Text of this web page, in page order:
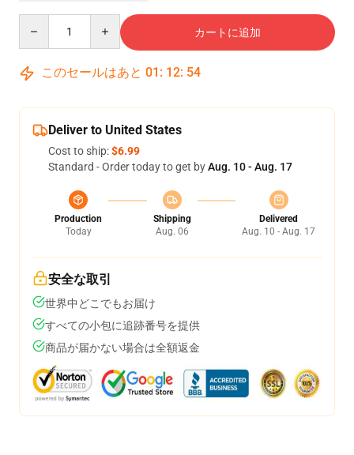
カートに追加
このセールはあと 01 : 12: 54
Deliver to United States
Cost to ship:$6.99
Standard - Order today to get byAug. 10 - Aug. 17
Production
Today
Shipping
Aug. 06
Delivered
Aug. 10 - Aug. 17
安全な取引
世界中どこでもお届け
すべての小包に追跡番号を提供
商品が届かない場合は全額返金